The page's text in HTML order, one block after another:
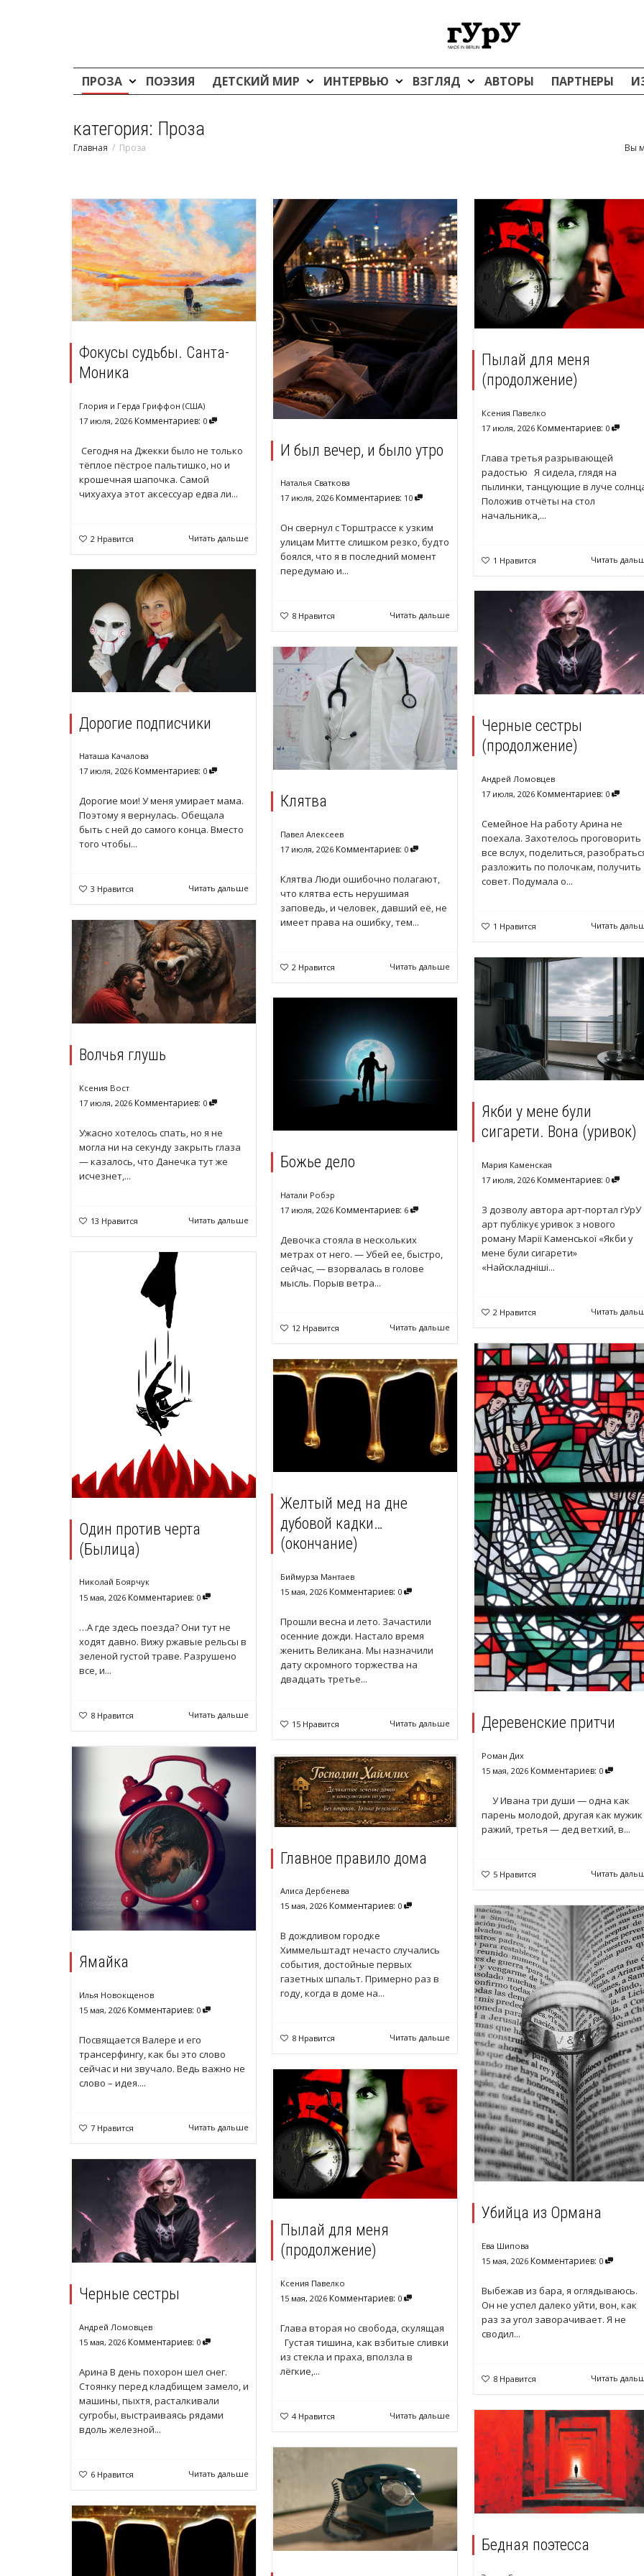
ПРОЗА ПОЭЗИЯ ДЕТСКИЙ МИР ИНТЕРВЬЮ ВЗГЛЯД АВТОРЫ ПАРТНЕРЫ
категория: Проза
Главная Проза Вы
Фокусы судьбы. Санта-
Моника
Глория и Герда Гриффон (США)
17 июля, 2026 Комментариев: 0
Сегодня на Джекки было не только
тёплое пёстрое пальтишко, но и
крошечная шапочка. Самой
чихуахуа этот аксессуар едва ли...
2 Нравится Читать дальше
И был вечер, и было утро
Наталья Сваткова
17 июля, 2026 Комментариев: 10
Он свернул с Торштрассе к узким
улицам Митте слишком резко, будто
боялся, что я в последний момент
передумаю и...
8 Нравится Читать дальше
Пылай для меня
(продолжение)
Ксения Павелко
17 июля, 2026 Комментариев: 0
Глава третья разрывающей
радостью Я сидела, глядя на
пылинки, танцующие в луче
Положив отчёты на стол
начальника,...
1 Нравится Читать
Дорогие подписчики
Наташа Качалова
17 июля, 2026 Комментариев: 0
Дорогие мои! У меня умирает мама.
Поэтому я вернулась. Обещала
быть с ней до самого конца. Вместо
того чтобы...
3 Нравится Читать дальше
Черные сестры
(продолжение)
Андрей Ломовцев
17 июля, 2026 Комментариев: 0
Семейное На работу Арина не
поехала. Захотелось проговорить
все вслух, поделиться,
разложить по полочкам, получить
совет. Подумала о...
1 Нравится Читать
Клятва
Павел Алексеев
17 июля, 2026 Комментариев: 0
Клятва Люди ошибочно полагают,
что клятва есть нерушимая
заповедь, и человек, давший её, не
имеет права на ошибку, тем...
2 Нравится Читать дальше
Волчья глушь
Ксения Вост
17 июля, 2026 Комментариев: 0
Ужасно хотелось спать, но я не
могла ни на секунду закрыть глаза
— казалось, что Данечка тут же
исчезнет,...
13 Нравится Читать дальше
Якби у мене були
сигарети. Вона (уривок)
Мария Каменская
17 июля, 2026 Комментариев: 0
З дозволу автора арт-портал гУрУ
арт публікує уривок з нового
роману Марії Каменської «Якби у
мене були сигарети»
«Найскладніші...
2 Нравится Читать
Божье дело
Натали Робэр
17 июля, 2026 Комментариев: 6
Девочка стояла в нескольких
метрах от него. — Убей ее, быстро,
сейчас, — взорвалась в голове
мысль. Порыв ветра...
12 Нравится Читать дальше
Один против черта
(Былица)
Николай Боярчук
15 мая, 2026 Комментариев: 0
…А где здесь поезда? Они тут не
ходят давно. Вижу ржавые рельсы в
зеленой густой траве. Разрушено
все, и...
8 Нравится Читать дальше Деревенские притчи
Роман Дих
15 мая, 2026 Комментариев: 0
У Ивана три души — одна как
парень молодой, другая как мужик
ражий, третья — дед ветхий, в...
5 Нравится Читать
Желтый мед на дне
дубовой кадки…
(окончание)
Биймурза Мантаев
15 мая, 2026 Комментариев: 0
Прошли весна и лето. Зачастили
осенние дожди. Настало время
женить Великана. Мы назначили
дату скромного торжества на
двадцать третье...
15 Нравится Читать дальше
Ямайка
Илья Новокщенов
15 мая, 2026 Комментариев: 0
Посвящается Валере и его
трансерфингу, как бы это слово
сейчас и ни звучало. Ведь важно не
слово – идея....
7 Нравится Читать дальше
Главное правило дома
Алиса Дербенева
15 мая, 2026 Комментариев: 0
В дождливом городке
Химмельштадт нечасто случались
события, достойные первых
газетных шпальт. Примерно раз в
году, когда в доме на...
8 Нравится Читать дальше
Убийца из Ормана
Ева Шипова
15 мая, 2026 Комментариев: 0
Выбежав из бара, я оглядываюсь.
Он не успел далеко уйти, вон, как
раз за угол заворачивает. Я не
сводил...
8 Нравится Читать
Пылай для меня
(продолжение)
Ксения Павелко
15 мая, 2026 Комментариев: 0
Глава вторая но свобода, скулящая
Густая тишина, как взбитые сливки
из стекла и праха, вползла в
лёгкие,...
4 Нравится Читать дальше
Черные сестры
Андрей Ломовцев
15 мая, 2026 Комментариев: 0
Арина В день похорон шел снег.
Стоянку перед кладбищем замело, и
машины, пыхтя, расталкивали
сугробы, выстраиваясь рядами
вдоль железной...
6 Нравится Читать дальше
Бедная поэтесса